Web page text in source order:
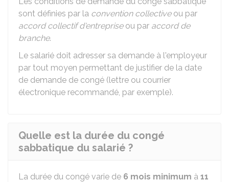
sont définies par la convention collectiveou par
accord collectif d'entrepriseou par accord de
branche.
Le salarié doit adresser sa demande à l'employeur
par tout moyen permettant de justifier de la date
de demande de congé (lettre ou courrier
électronique recommandé, par exemple).
Quelle est la durée du congé
sabbatique du salarié ?
La durée du congé varie de 6 mois minimum à 11